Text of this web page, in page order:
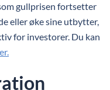
gullprisen fortsetter
eller øke sine utbytter,
for investorer. Du kan